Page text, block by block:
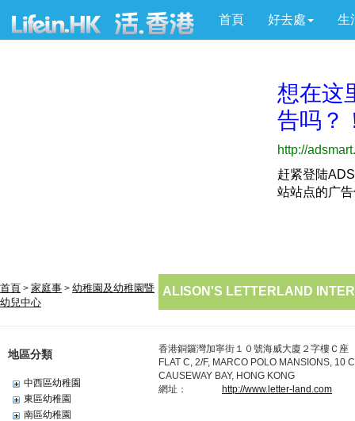
首頁 好去處 生
首頁 > 家庭事 > 幼稚園及幼稚園暨
幼兒中心
地區分類
中西區幼稚園
東區幼稚園
南區幼稚園
ALISON'S LETTERLAND
香港銅鑼灣加寧街１０號海威大廈２字樓Ｃ座
FLAT C, 2/F, MARCO POLO MANSIONS, 10
CAUSEWAY BAY, HONG KONG
網址：
http://www.letter-land.com